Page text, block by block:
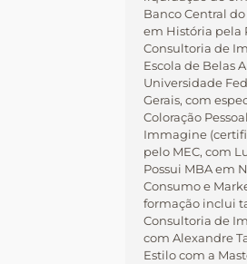
Banco Central
em História pela
Consultoria de
Escola de Belas
Universidade
Gerais, com
Coloração
Immagine
pelo MEC, com
Possui MBA em
Consumo e
formação inclui
Consultoria de
com Alexandre
Estilo com a